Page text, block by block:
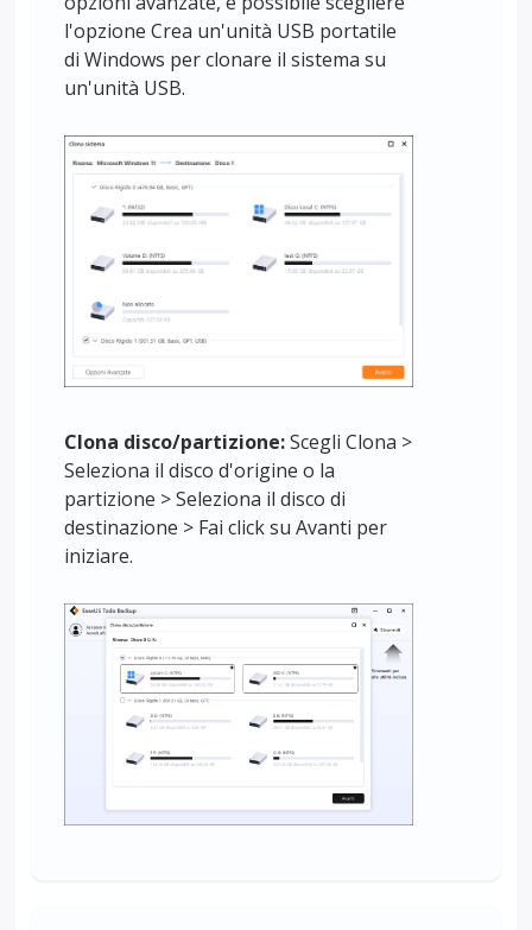
l'opzione Crea un'unità USB portatile
di Windows per clonare il sistema su
un'unità USB.
Clona disco/partizione:Scegli Clona >
Seleziona il disco d'origine o la
partizione > Seleziona il disco di
destinazione > Fai click su Avanti per
iniziare.